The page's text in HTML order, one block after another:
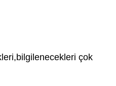
çok